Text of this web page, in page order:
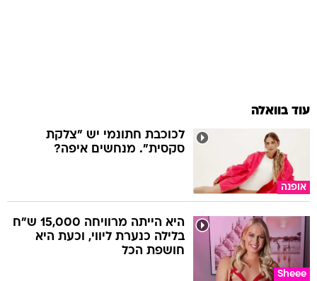
עוד בוואלה
אופנה
לכוכבת חתונמי יש "צלקת
סקסית". מנחשים איפה?
Sheee
היא הייתה מרוויחה 15,000 ש"ח
בלילה כנערת ליווי, וכעת היא
חושפת הכל